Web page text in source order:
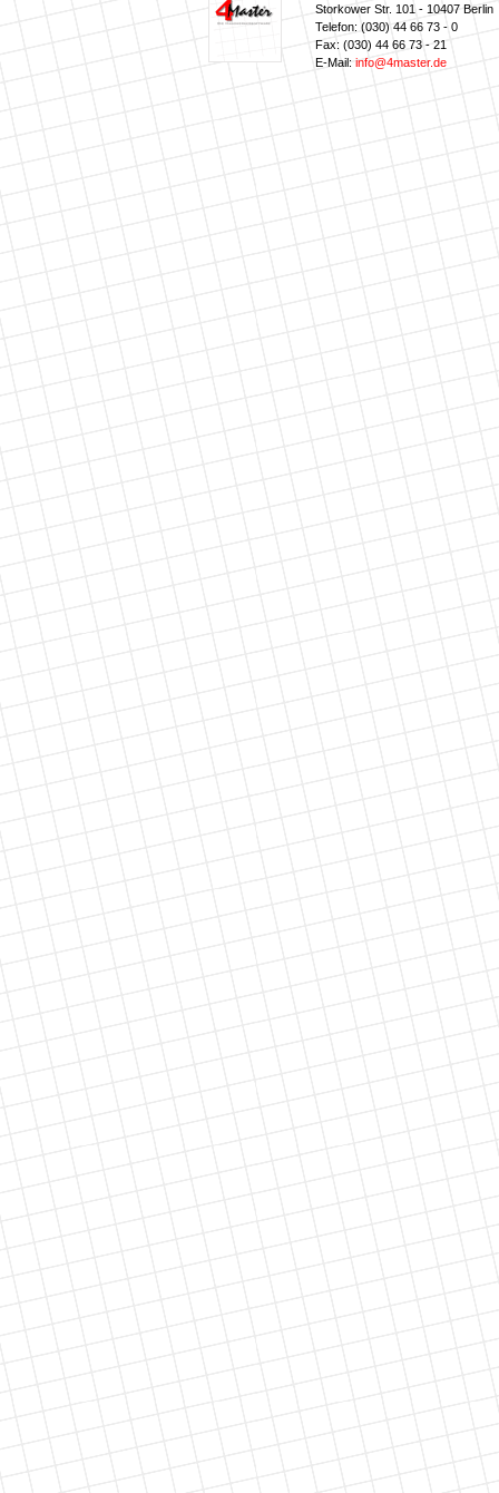
Storkower Str. 101 - 10407 Berlin
Telefon: (030) 44 66 73 - 0
Fax: (030) 44 66 73 - 21
E-Mail: info@4master.de